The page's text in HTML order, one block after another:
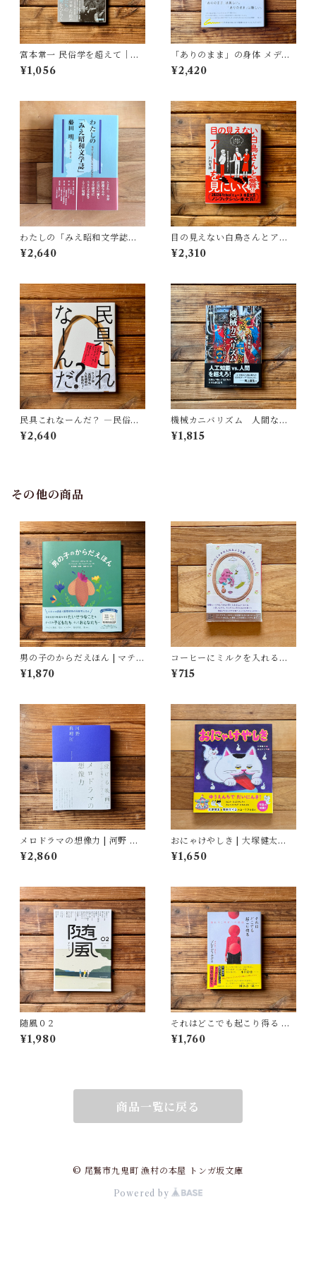
宮本常一 民俗学を超えて｜木
村 哲也
¥1,056
「ありのまま」の身体 メディ
アが描く私の見た目 | 藤嶋 陽
子(著)
¥2,420
わたしの「みえ昭和文学誌」 |
藤田 明
¥2,640
目の見えない白鳥さんとアー
トを見にいく | 川内 有緒
¥2,310
民具これなーんだ？ ―民俗学
者・宮本常一が美術大学に遺
した民具コレクション | 加藤幸
¥2,640
機械カニバリズム 人間なき
あとの人類学へ｜久保 明教
¥1,815
その他の商品
男の子のからだえほん | マティ
ルド・ボディ(著/文 | イラス
ト), ティフェーヌ・ディユー
¥1,870
コーヒーにミルクを入れるよ
うな愛 | くどう れいん
¥715
メロドラマの想像力 | 河野 真
理江
¥2,860
おにゃけやしき | 大塚健太
(著), 柴田ケイコ(絵)
¥1,650
随風０２
¥1,980
それはどこでも起こり得る 壊
れゆく世界への抵抗 | ブレイデ
ィ みかこ
¥1,760
商品一覧に戻る
© 尾鷲市九鬼町 漁村の本屋 トンガ坂文庫
Powered by